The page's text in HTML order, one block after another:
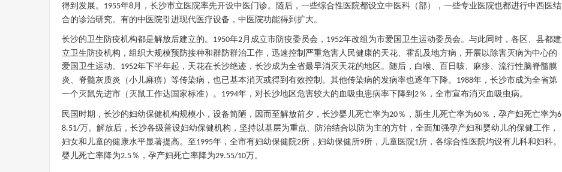
得到发展。 1955年8 月，长沙市立医院率先开设中医门诊。随后，一些综合性医院都设立中医科（部），一些专业医院也都进行中西医结
合的诊治研究。有的中医院引进现代医疗设备，中医院功能得到扩大。
长沙的卫生防疫机构都是解放后建立的。 1950年2月成立市防疫委员会， 1952年改组为市爱国卫生运动委员会。与此同时，各区、县都建
立卫生防疫机构，组织大规模预防接种和群防群治工作，迅速控制严重危害人民健康的天花、霍乱及地方病，开展以除害灭病为中心的
爱国卫生运动。 1952年下半年起，天花在长沙绝迹，长沙成为全省最早消灭天花的地区。随后，白喉、百日咳、麻疹、流行性脑脊髓膜
炎、脊髓灰质炎（小儿麻痹）等传染病，也已基本消灭或得到有效控制。其他传染病的发病率也逐年下降。 1988年，长沙市成为全省第
一个灭鼠先进市（灭鼠工作达国家标准）。 1994年，对长沙地区危害较大的血吸虫患病率下降到 2％，全市宣布消灭血吸虫病。
民国时期，长沙的妇幼保健机构规模小，设备简陋，因而至解放前夕，长沙婴儿死亡率为20％，新生儿死亡率为60％，孕产妇死亡率为6
8.51/万。解放后，长沙各级普设妇幼保健机构，坚持以基层为重点、防治结合以防为主的方针，全面加强孕产妇和婴幼儿的保健工作，
妇女和儿童的健康水平显著提高。至1995年，全市有妇幼保健院2所，妇幼保健所9所，儿童医院1所，各综合性医院均设有儿科和妇科。
婴儿死亡率降为2.5％，孕产妇死亡率降为29.55/10万。